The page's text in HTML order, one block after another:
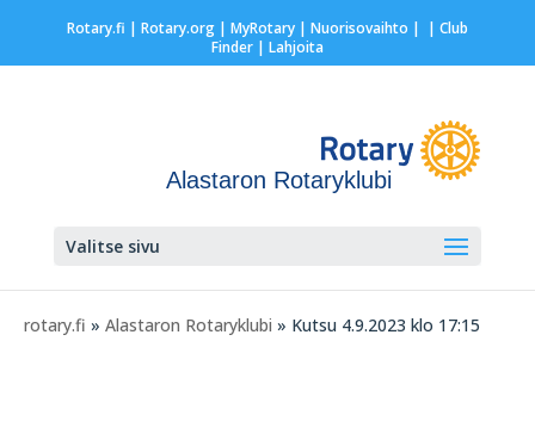
Rotary.fi | Rotary.org| MyRotary | Nuorisovaihto | | Club
Finder| Lahjoita
Alastaron Rotaryklubi
Valitse sivu
rotary.fi » Alastaron Rotaryklubi » Kutsu 4.9.2023 klo 17:15